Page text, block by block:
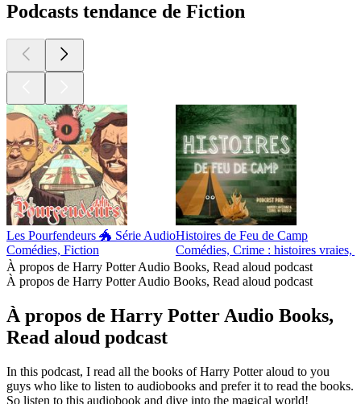
Podcasts tendance de Fiction
Les Pourfendeurs 🐲 Série Audio
Comédies, Fiction
Histoires de Feu de Camp
Comédies, Crime : histoires vraies,
À propos de Harry Potter Audio Books, Read aloud podcast
À propos de Harry Potter Audio Books, Read aloud podcast
À propos de Harry Potter Audio Books,
Read aloud podcast
In this podcast, I read all the books of Harry Potter aloud to you
guys who like to listen to audiobooks and prefer it to read the books.
So listen to this audiobook and dive into the magical world!